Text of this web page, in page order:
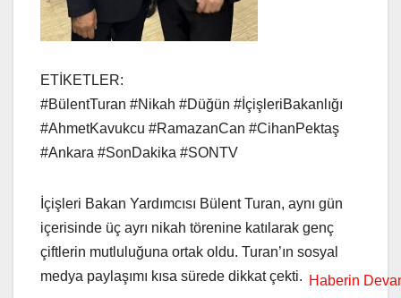
ETİKETLER:
#BülentTuran #Nikah #Düğün #İçişleriBakanlığı
#AhmetKavukcu #RamazanCan #CihanPektaş
#Ankara #SonDakika #SONTV
İçişleri Bakan Yardımcısı Bülent Turan, aynı gün
içerisinde üç ayrı nikah törenine katılarak genç
çiftlerin mutluluğuna ortak oldu. Turan’ın sosyal
medya paylaşımı kısa sürede dikkat çekti.